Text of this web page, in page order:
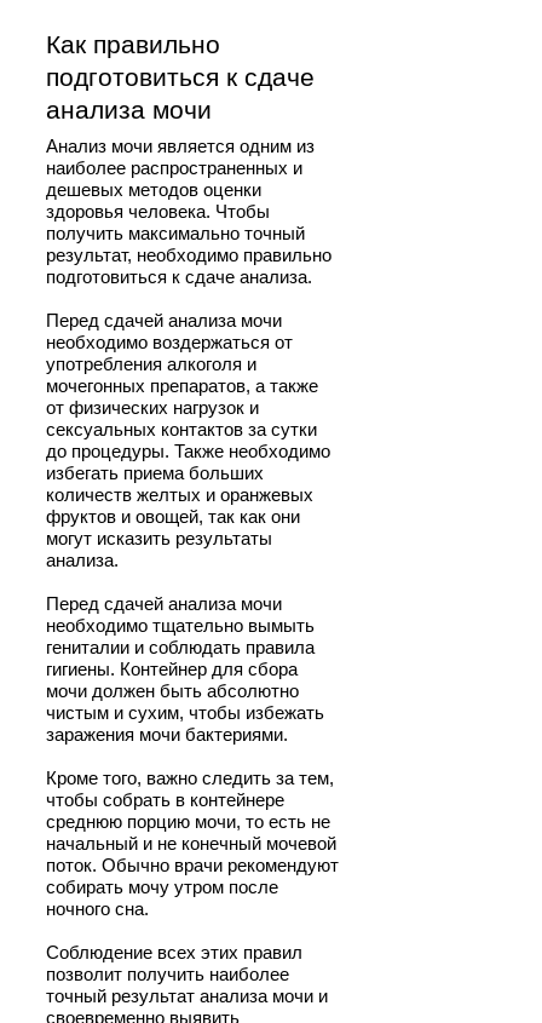
Как правильно
подготовиться к сдаче
анализа мочи
Анализ мочи является одним из
наиболее распространенных и
дешевых методов оценки
здоровья человека. Чтобы
получить максимально точный
результат, необходимо правильно
подготовиться к сдаче анализа.
Перед сдачей анализа мочи
необходимо воздержаться от
употребления алкоголя и
мочегонных препаратов, а также
от физических нагрузок и
сексуальных контактов за сутки
до процедуры. Также необходимо
избегать приема больших
количеств желтых и оранжевых
фруктов и овощей, так как они
могут исказить результаты
анализа.
Перед сдачей анализа мочи
необходимо тщательно вымыть
гениталии и соблюдать правила
гигиены. Контейнер для сбора
мочи должен быть абсолютно
чистым и сухим, чтобы избежать
заражения мочи бактериями.
Кроме того, важно следить за тем,
чтобы собрать в контейнере
среднюю порцию мочи, то есть не
начальный и не конечный мочевой
поток. Обычно врачи рекомендуют
собирать мочу утром после
ночного сна.
Соблюдение всех этих правил
позволит получить наиболее
точный результат анализа мочи и
своевременно выявить